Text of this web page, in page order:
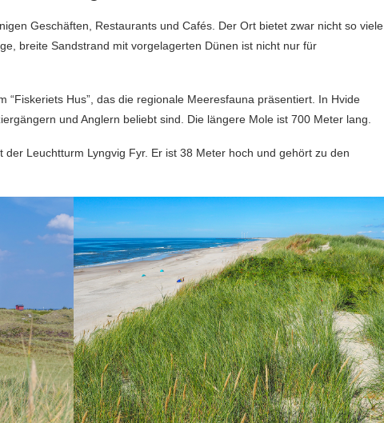
Geschäften, Restaurants und Cafés. Der Ort bietet zwar nicht so viele
breite Sandstrand mit vorgelagerten Dünen ist nicht nur für
“Fiskeriets Hus”, das die regionale Meeresfauna präsentiert. In Hvide
und Anglern beliebt sind. Die längere Mole ist 700 Meter lang.
Leuchtturm Lyngvig Fyr. Er ist 38 Meter hoch und gehört zu den